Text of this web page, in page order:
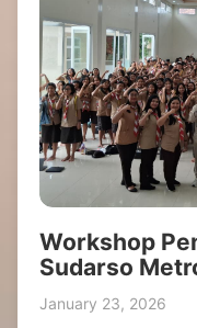
Workshop
Sudarso
January 23, 2026